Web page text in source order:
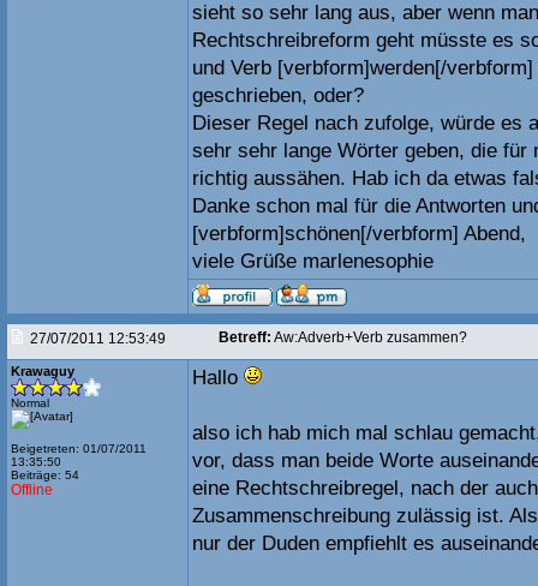
sieht so sehr lang aus, aber wenn
Rechtschreibreform geht müsste es
und Verb [verbform]werden[/
geschrieben, oder?
Dieser Regel nach zufolge, würde es
sehr sehr lange Wörter geben, die für
richtig aussähen. Hab ich da etwas
Danke schon mal für die Antworten
[verbform]schönen[/verbform] Abend,
viele Grüße marlenesophie
27/07/2011 12:53:49 Betreff: Aw:Adverb+Verb zusammen?
Krawaguy
Normal
Beigetreten: 01/07/2011
13:35:50
Beiträge: 54
Offline
Hallo
also ich hab mich mal schlau
vor, dass man beide Worte
eine Rechtschreibregel, nach der
Zusammenschreibung zulässig ist.
nur der Duden empfiehlt es